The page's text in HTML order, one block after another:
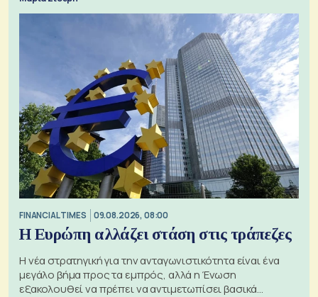
FINANCIAL TIMES 09.08.2026, 08:00
Η Ευρώπη αλλάζει στάση στις τράπεζες
Η νέα στρατηγική για την ανταγωνιστικότητα είναι ένα
μεγάλο βήμα προς τα εμπρός, αλλά η Ένωση
εξακολουθεί να πρέπει να αντιμετωπίσει βασικά